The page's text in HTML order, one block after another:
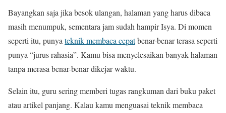
Bayangkan saja jika besok ulangan, halaman yang harus dibaca
masih menumpuk, sementara jam sudah hampir Isya. Di momen
seperti itu, punya teknik membaca cepatbenar-benar terasa seperti
punya “jurus rahasia”. Kamu bisa menyelesaikan banyak halaman
tanpa merasa benar-benar dikejar waktu.
Selain itu, guru sering memberi tugas rangkuman dari buku paket
atau artikel panjang. Kalau kamu menguasai teknik membaca